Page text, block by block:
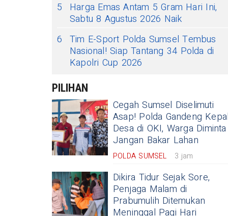
5
Harga Emas Antam 5 Gram Hari Ini,
Sabtu 8 Agustus 2026 Naik
6 Tim E-Sport Polda Sumsel Tembus
Nasional! Siap Tantang 34 Polda di
Kapolri Cup 2026
PILIHAN
Cegah Sumsel Diselimuti
Asap! Polda Gandeng
Desa di OKI, Warga Diminta
Jangan Bakar Lahan
POLDA SUMSEL 3 jam
Dikira Tidur Sejak Sore,
Penjaga Malam di
Prabumulih Ditemukan
Meninggal Pagi Hari